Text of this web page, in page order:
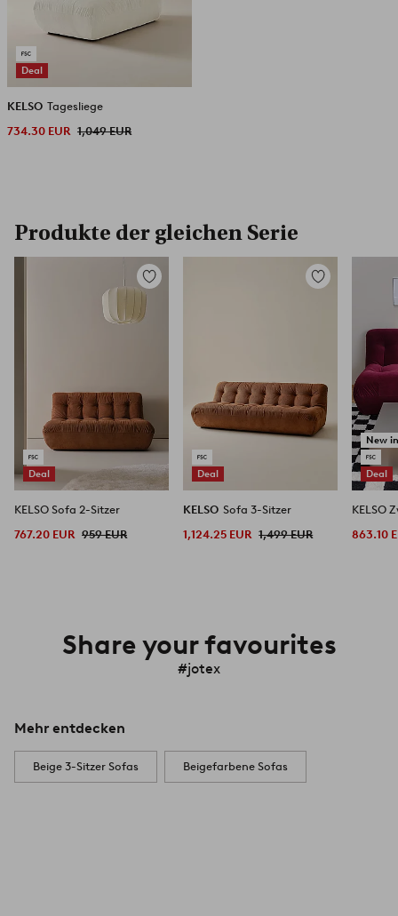
Deal
KELSO Tagesliege
734.30 EUR 1,049 EUR
Produkte der gleichen Serie
Deal
Zu
Favoriten
hinzufügen
KELSO Sofa 2-Sitzer
767.20 EUR 959 EUR
Deal
Zu
KELSO Sofa 3-Sitzer
1,124.25 EUR 1,499 EUR
New
Deal
KELSO
863.10
Share your favourites
#jotex
Mehr entdecken
Beige 3-Sitzer Sofas Beigefarbene Sofas